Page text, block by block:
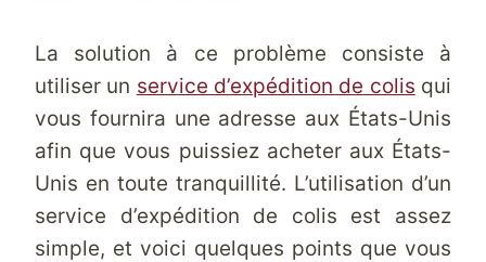
La solution à ce problème consiste à
utiliser un service d’expédition de colis qui
vous fournira une adresse aux États-Unis
afin que vous puissiez acheter aux États-
Unis en toute tranquillité. L’utilisation d’un
service d’expédition de colis est assez
simple, et voici quelques points que vous